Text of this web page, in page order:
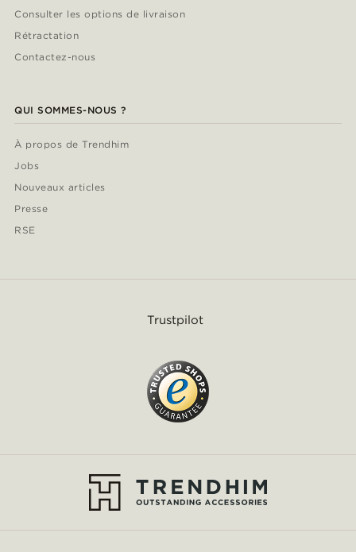
Consulter les options de livraison
Rétractation
Contactez-nous
QUI SOMMES-NOUS ?
À propos de Trendhim
Jobs
Nouveaux articles
Presse
RSE
Trustpilot